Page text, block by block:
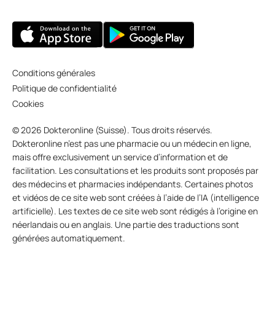
Conditions générales
Politique de confidentialité
Cookies
© 2026 Dokteronline (Suisse). Tous droits réservés.
Dokteronline n’est pas une pharmacie ou un médecin en ligne,
mais offre exclusivement un service d’information et de
facilitation. Les consultations et les produits sont proposés par
des médecins et pharmacies indépendants. Certaines photos
et vidéos de ce site web sont créées à l’aide de l’IA (intelligence
artificielle). Les textes de ce site web sont rédigés à l’origine en
néerlandais ou en anglais. Une partie des traductions sont
générées automatiquement.